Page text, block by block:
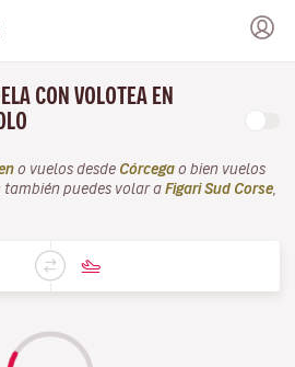
CON VOLOTEA EN
o vuelos desde Córcega o bien vuelos
también puedes volar a Figari Sud Corse